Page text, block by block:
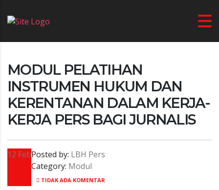
MODUL PELATIHAN
INSTRUMEN HUKUM DAN
KERENTANAN DALAM KERJA-
KERJA PERS BAGI JURNALIS
12 FebPosted by: LBH Pers
Category: Modul
TIDAK ADA KOMENTAR